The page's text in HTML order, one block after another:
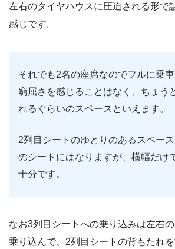
左右のタイヤハウスに圧迫される形で
感じです。
それでも2名の座席なのでフルに乗
窮屈さを感じることはなく、ちょう
れるぐらいのスペースといえます。
2列目シートのゆとりのあるスペー
のシートにはなりますが、横幅だけ
十分です。
なお3列目シートへの乗り込みは左右
乗り込んで、2列目シートの背もたれ